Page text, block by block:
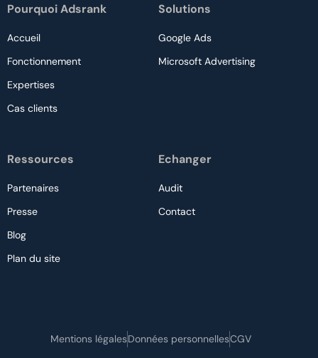
Pourquoi Adsrank
Accueil
Fonctionnement
Expertises
Cas clients
Solutions
Google Ads
Microsoft Advertising
Ressources
Partenaires
Presse
Blog
Plan du site
Echanger
Audit
Contact
Mentions légalesDonnées personnellesCGV